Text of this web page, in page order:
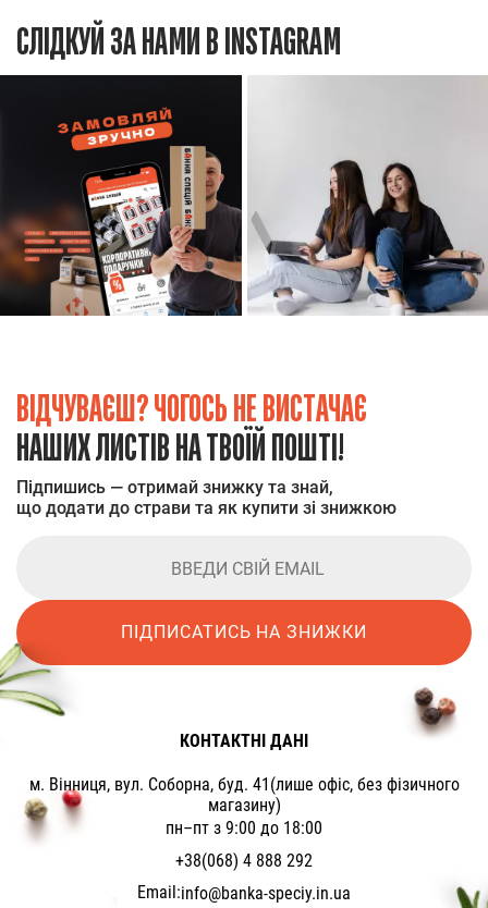
СЛІДКУЙ ЗА НАМИ В INSTAGRAM
ВІДЧУВАЄШ? ЧОГОСЬ НЕ ВИСТАЧАЄ
НАШИХ ЛИСТІВ НА ТВОЇЙ ПОШТІ!
Підпишись — отримай знижку та знай,
що додати до страви та як купити зі знижкою
ПІДПИСАТИСЬ НА ЗНИЖКИ
КОНТАКТНІ ДАНІ
м. Вінниця, вул. Соборна, буд. 41(лише офіс, без фізичного
магазину)
пн–пт з 9:00 до 18:00
+38(068) 4 888 292
Email:info@banka-speciy.in.ua